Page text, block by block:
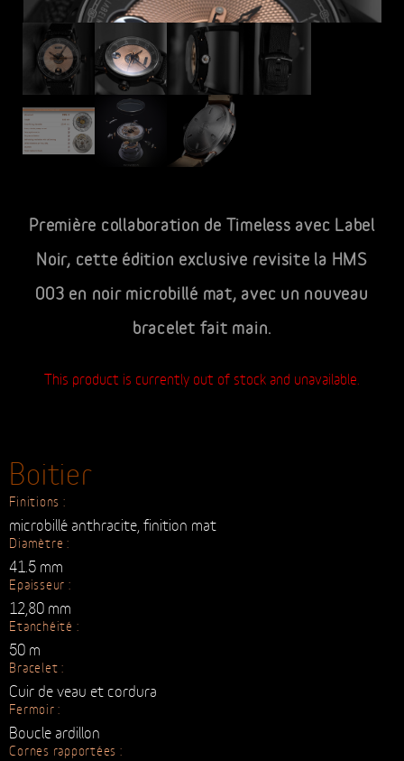
Première collaboration de Timeless avec Label
Noir, cette édition exclusive revisite la HMS
003 en noir microbillé mat, avec un nouveau
bracelet fait main.
This product is currently out of stock and unavailable.
Boitier
Finitions :
microbillé anthracite, finition mat
Diamètre :
41.5 mm
Epaisseur :
12,80 mm
Etanchéité :
50 m
Bracelet :
Cuir de veau et cordura
Fermoir :
Boucle ardillon
Cornes rapportées :